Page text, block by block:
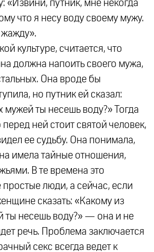
«Извини, путник, мне некогда
что я несу воду своему мужу.
культуре, считается, что
должна напоить своего мужа,
Она вроде бы
но путник ей сказал:
мужей ты несешь воду?» Тогда
ней стоит святой человек,
ее судьбу. Она понимала,
имела тайные отношения,
В те времена это
люди, а сейчас, если
сказать: «Какому из
ты несешь воду?» — она и не
речь. Проблема заключается
секс всегда ведет к